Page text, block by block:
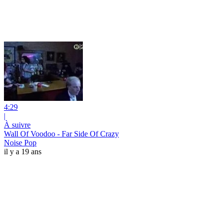
4:29
|
À suivre
Wall Of Voodoo - Far Side Of Crazy
Noise Pop
il y a 19 ans